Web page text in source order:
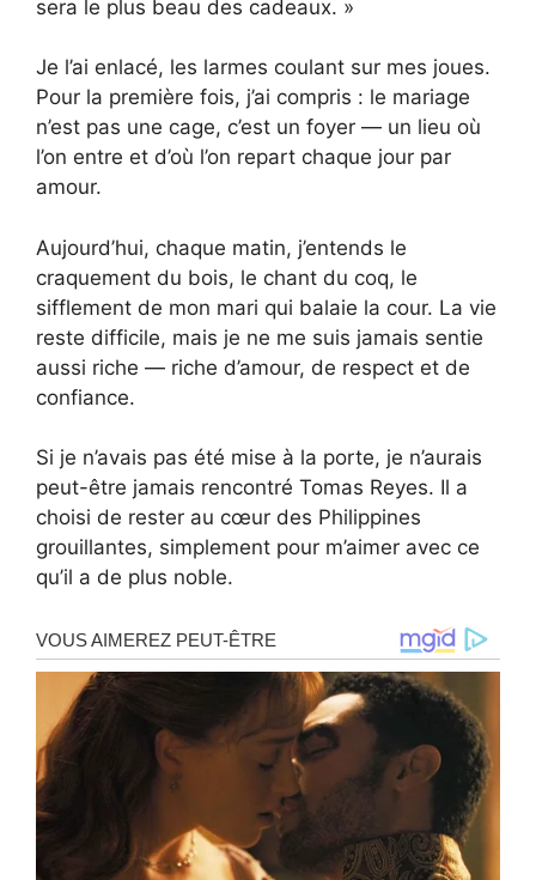
sera le plus beau des cadeaux. »
Je l’ai enlacé, les larmes coulant sur mes joues.
Pour la première fois, j’ai compris : le mariage
n’est pas une cage, c’est un foyer — un lieu où
l’on entre et d’où l’on repart chaque jour par
amour.
Aujourd’hui, chaque matin, j’entends le
craquement du bois, le chant du coq, le
sifflement de mon mari qui balaie la cour. La vie
reste difficile, mais je ne me suis jamais sentie
aussi riche — riche d’amour, de respect et de
confiance.
Si je n’avais pas été mise à la porte, je n’aurais
peut-être jamais rencontré Tomas Reyes. Il a
choisi de rester au cœur des Philippines
grouillantes, simplement pour m’aimer avec ce
qu’il a de plus noble.